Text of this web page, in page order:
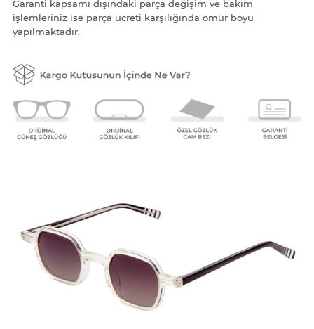
Garanti kapsamı dışındaki parça değişim ve bakım
işlemleriniz ise parça ücreti karşılığında ömür boyu
yapılmaktadır.